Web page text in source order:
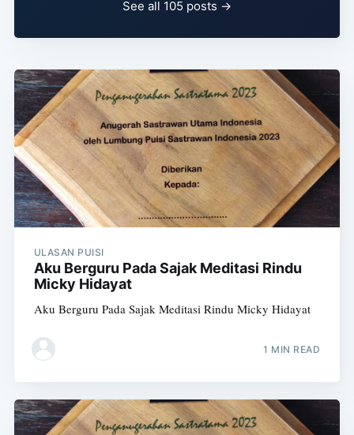
See all 105 posts →
ULASAN PUISI
Aku Berguru Pada Sajak Meditasi Rindu
Micky Hidayat
Aku Berguru Pada Sajak Meditasi Rindu Micky Hidayat
1 MIN READ